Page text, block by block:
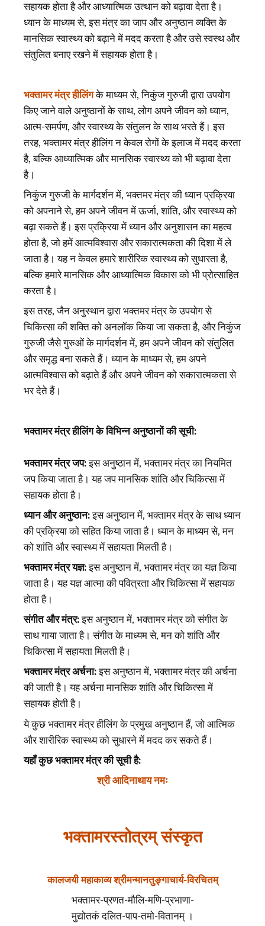
सहायक होता है और आध्यात्मिक उत्थान को बढ़ावा देता है।
ध्यान के माध्यम से, इस मंत्र का जाप और अनुष्ठान व्यक्ति के
मानसिक स्वास्थ्य को बढ़ाने में मदद करता है और उसे स्वस्थ और
संतुलित बनाए रखने में सहायक होता है।
भक्तामर मंत्र हीलिंगके माध्यम से, निकुंज गुरुजी द्वारा उपयोग
किए जाने वाले अनुष्ठानों के साथ, लोग अपने जीवन को ध्यान,
आत्म-समर्पण, और स्वास्थ्य के संतुलन के साथ भरते हैं। इस
तरह, भक्तामर मंत्र हीलिंग न केवल रोगों के इलाज में मदद करता
है, बल्कि आध्यात्मिक और मानसिक स्वास्थ्य को भी बढ़ावा देता
है।
निकुंज गुरुजी के मार्गदर्शन में, भक्तमर मंत्र की ध्यान प्रक्रिया
को अपनाने से, हम अपने जीवन में ऊर्जा, शांति, और स्वास्थ्य को
बढ़ा सकते हैं। इस प्रक्रिया में ध्यान और अनुशासन का महत्व
होता है, जो हमें आत्मविश्वास और सकारात्मकता की दिशा में ले
जाता है। यह न केवल हमारे शारीरिक स्वास्थ्य को सुधारता है,
बल्कि हमारे मानसिक और आध्यात्मिक विकास को भी प्रोत्साहित
करता है।
इस तरह, जैन अनुस्थान द्वारा भक्तमर मंत्र के उपयोग से
चिकित्सा की शक्ति को अनलॉक किया जा सकता है, और निकुंज
गुरुजी जैसे गुरुओं के मार्गदर्शन में, हम अपने जीवन को संतुलित
और समृद्ध बना सकते हैं। ध्यान के माध्यम से, हम अपने
आत्मविश्वास को बढ़ाते हैं और अपने जीवन को सकारात्मकता से
भर देते हैं।
भक्तामर मंत्र हीलिंग के विभिन्न अनुष्ठानों की सूची:
भक्तामर मंत्र जप:इस अनुष्ठान में, भक्तामर मंत्र का नियमित
जप किया जाता है। यह जप मानसिक शांति और चिकित्सा में
सहायक होता है।
ध्यान और अनुष्ठान:इस अनुष्ठान में, भक्तामर मंत्र के साथ ध्यान
की प्रक्रिया को सहित किया जाता है। ध्यान के माध्यम से, मन
को शांति और स्वास्थ्य में सहायता मिलती है।
भक्तामर मंत्र यज्ञ:इस अनुष्ठान में, भक्तामर मंत्र का यज्ञ किया
जाता है। यह यज्ञ आत्मा की पवित्रता और चिकित्सा में सहायक
होता है।
संगीत और मंत्र:इस अनुष्ठान में, भक्तामर मंत्र को संगीत के
साथ गाया जाता है। संगीत के माध्यम से, मन को शांति और
चिकित्सा में सहायता मिलती है।
भक्तामर मंत्र अर्चना:इस अनुष्ठान में, भक्तामर मंत्र की अर्चना
की जाती है। यह अर्चना मानसिक शांति और चिकित्सा में
सहायक होती है।
ये कुछ भक्तामर मंत्र हीलिंग के प्रमुख अनुष्ठान हैं, जो आत्मिक
और शारीरिक स्वास्थ्य को सुधारने में मदद कर सकते हैं।
यहाँ कुछ भक्तामर मंत्र की सूची है:
श्री आदिनाथाय नमः
भक्तामरस्तोत्रम् संस्कृत
कालजयी महाकाव्य श्रीमन्मानतुङ्गाचार्य-विरचितम्
भक्तामर-प्रणत-मौलि-मणि-प्रभाणा-
मुद्योतकं दलित-पाप-तमो-वितानम् ।